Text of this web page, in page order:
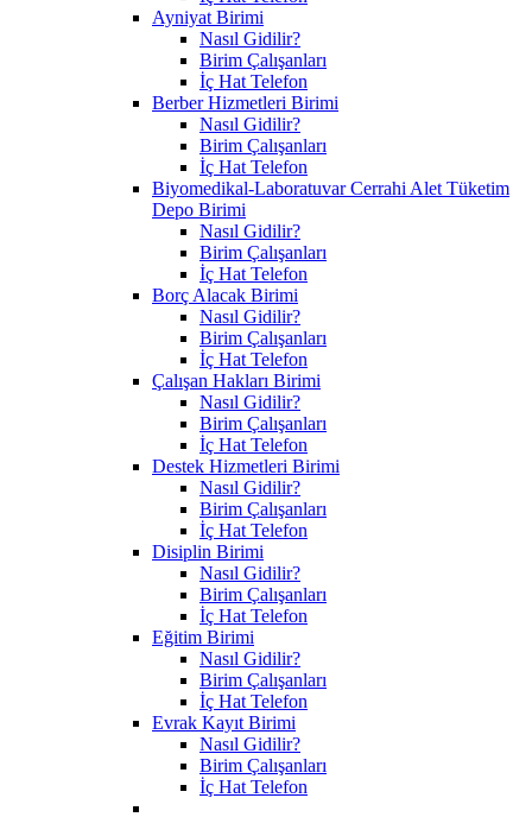
Ayniyat Birimi
Nasıl Gidilir?
Birim Çalışanları
İç Hat Telefon
Berber Hizmetleri Birimi
Nasıl Gidilir?
Birim Çalışanları
İç Hat Telefon
Biyomedikal-Laboratuvar Cerrahi Alet Tüketim
Depo Birimi
Nasıl Gidilir?
Birim Çalışanları
İç Hat Telefon
Borç Alacak Birimi
Nasıl Gidilir?
Birim Çalışanları
İç Hat Telefon
Çalışan Hakları Birimi
Nasıl Gidilir?
Birim Çalışanları
İç Hat Telefon
Destek Hizmetleri Birimi
Nasıl Gidilir?
Birim Çalışanları
İç Hat Telefon
Disiplin Birimi
Nasıl Gidilir?
Birim Çalışanları
İç Hat Telefon
Eğitim Birimi
Nasıl Gidilir?
Birim Çalışanları
İç Hat Telefon
Evrak Kayıt Birimi
Nasıl Gidilir?
Birim Çalışanları
İç Hat Telefon